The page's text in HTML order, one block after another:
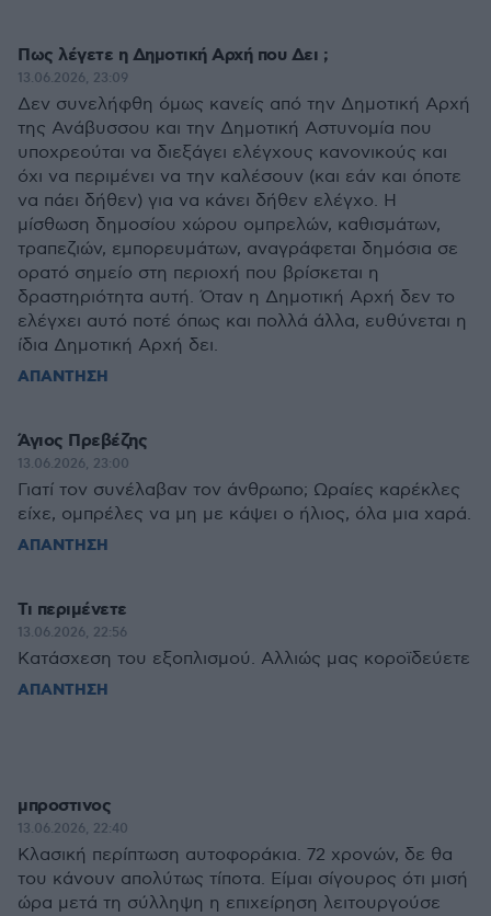
Πως λέγετε η Δημοτική Αρχή που Δει ;
13.06.2026, 23:09
Δεν συνελήφθη όμως κανείς από την Δημοτική Αρχή
της Ανάβυσσου και την Δημοτική Αστυνομία που
υποχρεούται να διεξάγει ελέγχους κανονικούς και
όχι να περιμένει να την καλέσουν (και εάν και όποτε
να πάει δήθεν) για να κάνει δήθεν ελέγχο. Η
μίσθωση δημοσίου χώρου ομπρελών, καθισμάτων,
τραπεζιών, εμπορευμάτων, αναγράφεται δημόσια σε
ορατό σημείο στη περιοχή που βρίσκεται η
δραστηριότητα αυτή. Όταν η Δημοτική Αρχή δεν το
ελέγχει αυτό ποτέ όπως και πολλά άλλα, ευθύνεται η
ίδια Δημοτική Αρχή δει.
ΑΠΑΝΤΗΣΗ
Άγιος Πρεβέζης
13.06.2026, 23:00
Γιατί τον συνέλαβαν τον άνθρωπο; Ωραίες καρέκλες
είχε, ομπρέλες να μη με κάψει ο ήλιος, όλα μια χαρά.
ΑΠΑΝΤΗΣΗ
Τι περιμένετε
13.06.2026, 22:56
Κατάσχεση του εξοπλισμού. Αλλιώς μας κοροϊδεύετε
ΑΠΑΝΤΗΣΗ
μπροστινος
13.06.2026, 22:40
Κλασική περίπτωση αυτοφοράκια. 72 χρονών, δε θα
του κάνουν απολύτως τίποτα. Είμαι σίγουρος ότι μισή
ώρα μετά τη σύλληψη η επιχείρηση λειτουργούσε